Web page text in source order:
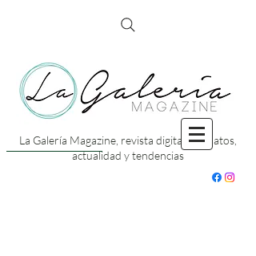
La Galería Magazine, revista digital con datos,
actualidad y tendencias